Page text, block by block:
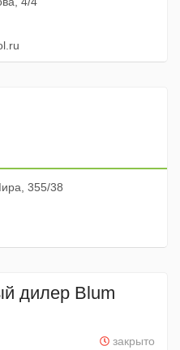
355/38
дилер Blum
закрыто